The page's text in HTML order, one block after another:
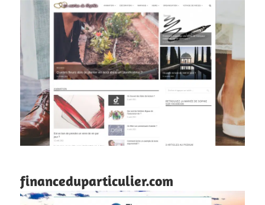
financeduparticulier.com